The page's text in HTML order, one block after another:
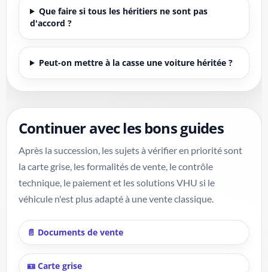
Que faire si tous les héritiers ne sont pas
d'accord ?
Peut-on mettre à la casse une voiture héritée ?
Continuer avec les bons guides
Après la succession, les sujets à vérifier en priorité sont
la carte grise, les formalités de vente, le contrôle
technique, le paiement et les solutions VHU si le
véhicule n'est plus adapté à une vente classique.
📄 Documents de vente
🪪 Carte grise